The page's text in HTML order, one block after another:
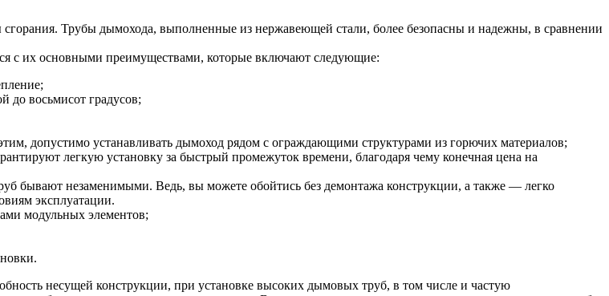
Трубы дымохода, выполненные из нержавеющей стали, более безопасны и надежны, в сравнении
с их основными преимуществами, которые включают следующие:
до восьмисот градусов;
допустимо устанавливать дымоход рядом с ограждающими структурами из горючих материалов;
легкую установку за быстрый промежуток времени, благодаря чему конечная цена на
бывают незаменимыми. Ведь, вы можете обойтись без демонтажа конструкции, а также — легко
эксплуатации.
модульных элементов;
несущей конструкции, при установке высоких дымовых труб, в том числе и частую